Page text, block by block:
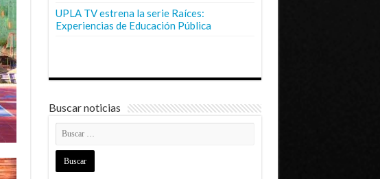
UPLA TV estrena la serie Raíces:
Experiencias de Educación Pública
Buscar noticias